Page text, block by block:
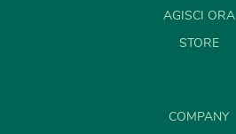
AGISCI ORA
STORE
COMPANY